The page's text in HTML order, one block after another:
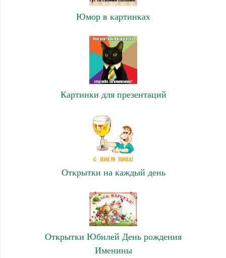
Юмор в картинках
Картинки для презентаций
Открытки на каждый день
Открытки Юбилей День рождения
Именины